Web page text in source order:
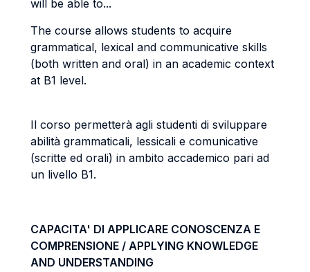
will be able to...
The course allows students to acquire
grammatical, lexical and communicative skills
(both written and oral) in an academic context
at B1 level.
Il corso permetterà agli studenti di sviluppare
abilità grammaticali, lessicali e comunicative
(scritte ed orali) in ambito accademico pari ad
un livello B1.
CAPACITA' DI APPLICARE CONOSCENZA E
COMPRENSIONE / APPLYING KNOWLEDGE
AND UNDERSTANDING